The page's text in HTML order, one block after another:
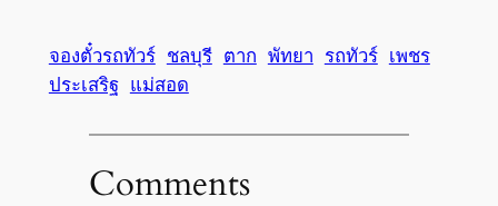
จองตั๋วรถทัวร์ ชลบุรี ตาก พัทยา รถทัวร์ เพชร
ประเสริฐ แม่สอด
Comments